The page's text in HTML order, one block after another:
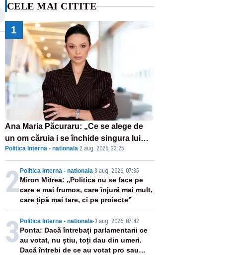
CELE MAI CITITE
1
Ana Maria Păcuraru: „Ce se alege de
un om căruia i se închide singura lui
portiță?”
Politica Interna - nationala·2 aug. 2026, 23:25
2 Politica Interna - nationala-3 aug. 2026, 07:35
Miron Mitrea: „Politica nu se face pe
care e mai frumos, care înjură mai mult,
care țipă mai tare, ci pe proiecte”
3 Politica Interna - nationala-3 aug. 2026, 07:42
Ponta: Dacă întrebați parlamentarii ce
au votat, nu știu, toți dau din umeri.
Dacă întrebi de ce au votat pro sau